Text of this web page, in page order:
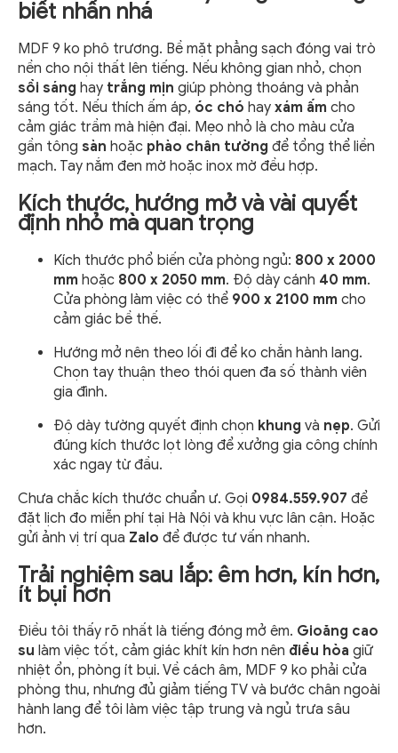
biết nhấn nhá
MDF 9 ko phô trương. Bề mặt phẳng sạch đóng vai trò
nền cho nội thất lên tiếng. Nếu không gian nhỏ, chọn
sồi sáng hay trắng mịn giúp phòng thoáng và phản
sáng tốt. Nếu thích ấm áp, óc chó hay xám ấm cho
cảm giác trầm mà hiện đại. Mẹo nhỏ là cho màu cửa
gần tông sàn hoặc phào chân tường để tổng thể liền
mạch. Tay nắm đen mờ hoặc inox mờ đều hợp.
Kích thước, hướng mở và vài quyết
định nhỏ mà quan trọng
Kích thước phổ biến cửa phòng ngủ: 800 x 2000
mm hoặc 800 x 2050 mm. Độ dày cánh 40 mm.
Cửa phòng làm việc có thể 900 x 2100 mm cho
cảm giác bề thế.
Hướng mở nên theo lối đi để ko chắn hành lang.
Chọn tay thuận theo thói quen đa số thành viên
gia đình.
Độ dày tường quyết định chọn khung và nẹp. Gửi
đúng kích thước lọt lòng để xưởng gia công chính
xác ngay từ đầu.
Chưa chắc kích thước chuẩn ư. Gọi 0984.559.907 để
đặt lịch đo miễn phí tại Hà Nội và khu vực lân cận. Hoặc
gửi ảnh vị trí qua Zalo để được tư vấn nhanh.
Trải nghiệm sau lắp: êm hơn, kín hơn,
ít bụi hơn
Điều tôi thấy rõ nhất là tiếng đóng mở êm. Gioăng cao
su làm việc tốt, cảm giác khít kín hơn nên điều hòa giữ
nhiệt ổn, phòng ít bụi. Về cách âm, MDF 9 ko phải cửa
phòng thu, nhưng đủ giảm tiếng TV và bước chân ngoài
hành lang để tôi làm việc tập trung và ngủ trưa sâu
hơn.